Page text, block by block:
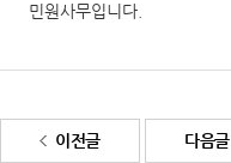
민원사무입니다.
이전글 다음글